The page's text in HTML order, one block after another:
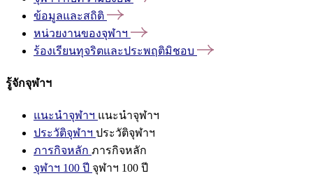
ข้อมูลและสถิติ
หน่วยงานของจุฬาฯ
ร้องเรียนทุจริตและประพฤติมิชอบ
รู้จักจุฬาฯ
แนะนำจุฬาฯ แนะนำจุฬาฯ
ประวัติจุฬาฯ ประวัติจุฬาฯ
ภารกิจหลัก ภารกิจหลัก
จุฬาฯ 100 ปี จุฬาฯ 100 ปี